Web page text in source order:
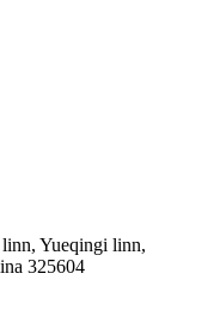
Yueqingi linn,
325604